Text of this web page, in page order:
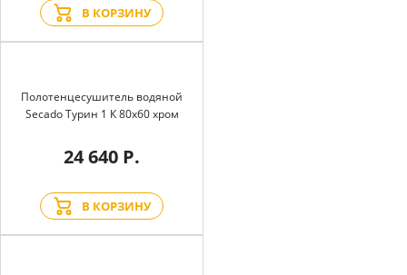
В КОРЗИНУ
Полотенцесушитель водяной
Secado Турин 1 К 80x60 хром
24 640 Р.
В КОРЗИНУ